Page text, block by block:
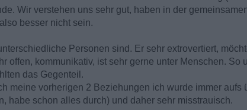
Wir verstehen uns sehr gut, haben in der
besser nicht sein.
Personen sind. Er sehr extrovertiert,
offen, kommunikativ, ist sehr gerne unter Menschen. So
das Gegenteil.
meine vorherigen 2 Beziehungen ich wurde immer aufs
habe schon alles durch) und daher sehr misstrauisch.